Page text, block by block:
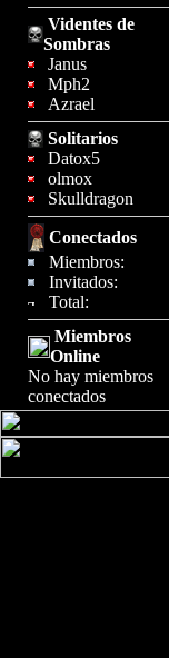
Videntes de
Sombras
Janus
Mph2
Azrael
Solitarios
Datox5
olmox
Skulldragon
Conectados
Miembros:
Invitados:
Total:
Miembros
Online
No hay miembros
conectados